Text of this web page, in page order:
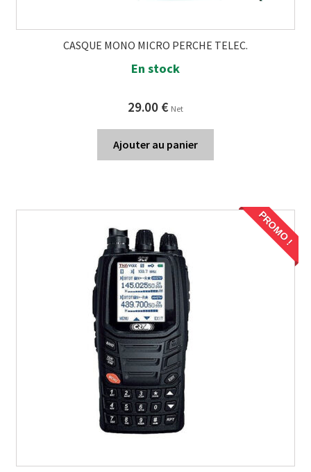
CASQUE MONO MICRO PERCHE TELEC.
En stock
29.00 € Net
Ajouter au panier
PROMO !
PROMO !